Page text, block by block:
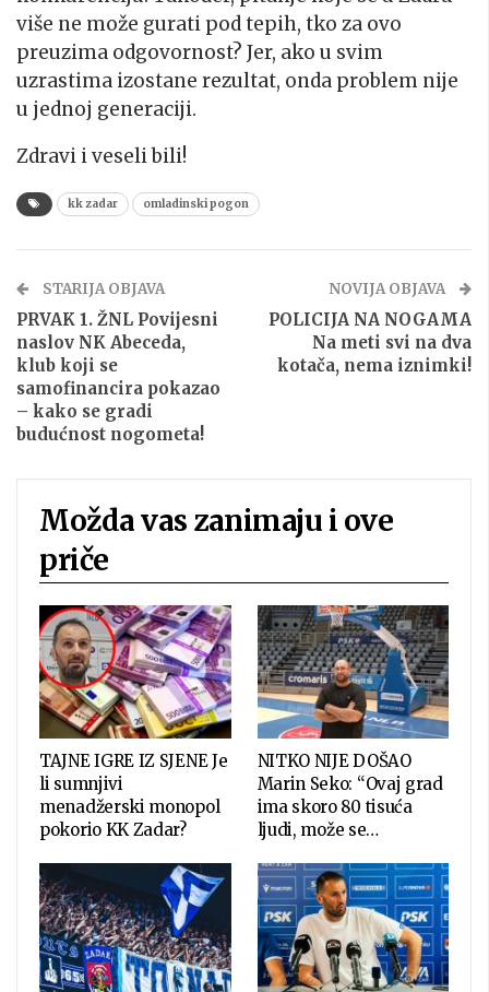
više ne može gurati pod tepih, tko za ovo
preuzima odgovornost? Jer, ako u svim
uzrastima izostane rezultat, onda problem nije
u jednoj generaciji.
Zdravi i veseli bili!
kk zadar omladinski pogon
STARIJA OBJAVA
PRVAK 1. ŽNL Povijesni
naslov NK Abeceda,
klub koji se
samofinancira pokazao
– kako se gradi
budućnost nogometa!
NOVIJA OBJAVA
POLICIJA NA NOGAMA
Na meti svi na dva
kotača, nema iznimki!
Možda vas zanimaju i ove
priče
TAJNE IGRE IZ SJENE Je
li sumnjivi
menadžerski monopol
pokorio KK Zadar?
NITKO NIJE DOŠAO
Marin Seko: “Ovaj grad
ima skoro 80 tisuća
ljudi, može se…